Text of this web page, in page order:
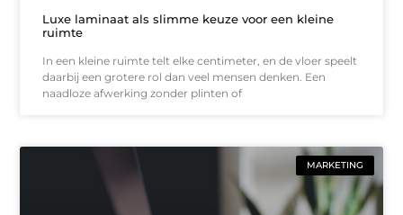
Luxe laminaat als slimme keuze voor een kleine
ruimte
In een kleine ruimte telt elke centimeter, en de vloer speelt
daarbij een grotere rol dan veel mensen denken. Een
naadloze afwerking zonder plinten of
MARKETING